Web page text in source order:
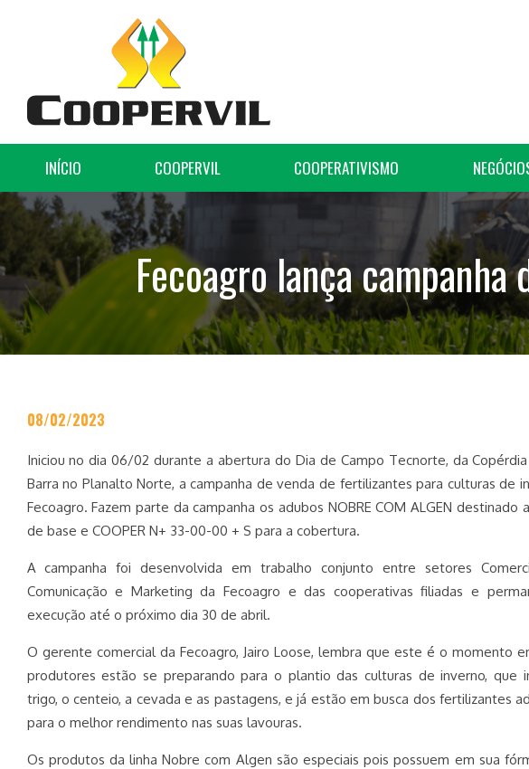
INÍCIO COOPERVIL COOPERATIVISMO
Fecoagro lança
08/02/2023
Iniciou no dia 06/02 durante a abertura do Dia de Campo Tecnorte, da
Barra no Planalto Norte, a campanha de venda de fertilizantes para culturas de
Fecoagro. Fazem parte da campanha os adubos NOBRE COM ALGEN destinado
de base e COOPER N+ 33-00-00 + S para a cobertura.
A campanha foi desenvolvida em trabalho conjunto entre setores
Comunicação e Marketing da Fecoagro e das cooperativas filiadas e
execução até o próximo dia 30 de abril.
O gerente comercial da Fecoagro, Jairo Loose, lembra que este é o momento
produtores estão se preparando para o plantio das culturas de inverno, que
trigo, o centeio, a cevada e as pastagens, e já estão em busca dos fertilizantes
para o melhor rendimento nas suas lavouras.
Os produtos da linha Nobre com Algen são especiais pois possuem em sua